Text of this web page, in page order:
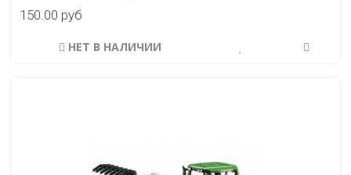
150.00 руб
НЕТ В НАЛИЧИИ